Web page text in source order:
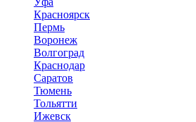
Красноярск
Пермь
Воронеж
Волгоград
Краснодар
Саратов
Тюмень
Тольятти
Ижевск